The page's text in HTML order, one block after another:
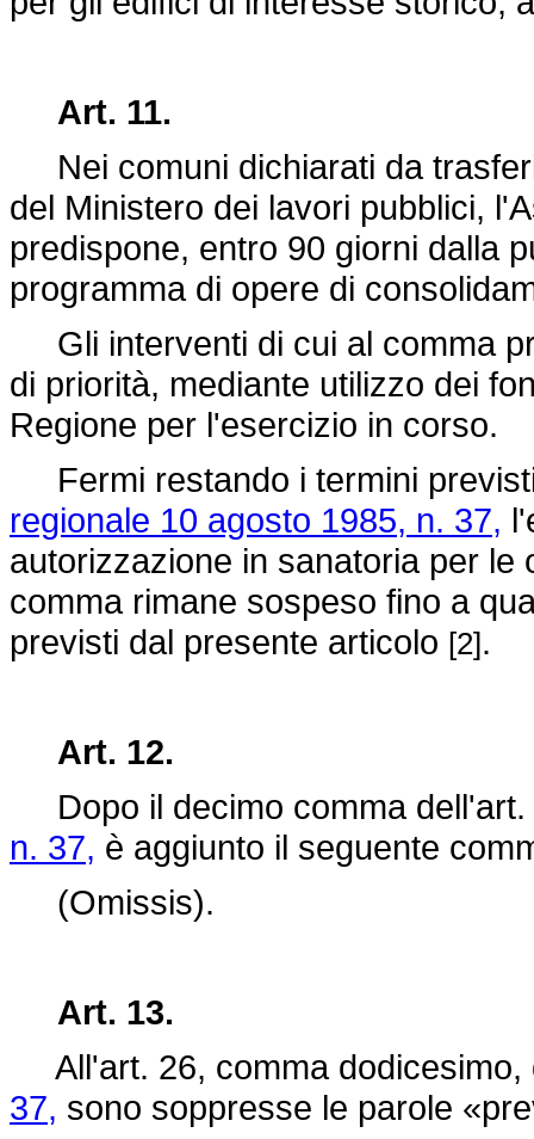
Art. 11.
Nei comuni dichiarati da
del Ministero dei lavori pubblici,
predispone, entro 90 giorni dalla
programma di opere di
Gli interventi di cui al comma
di priorità, mediante utilizzo dei
Regione per l'esercizio in corso.
Fermi restando i termini
regionale 10 agosto 1985, n. 37,
autorizzazione in sanatoria per le
comma rimane sospeso fino a
previsti dal presente articolo [2].
Art. 12.
Dopo il decimo comma
n. 37, è aggiunto il seguente
(Omissis).
Art. 13.
All'art. 26, comma
37, sono soppresse le parole